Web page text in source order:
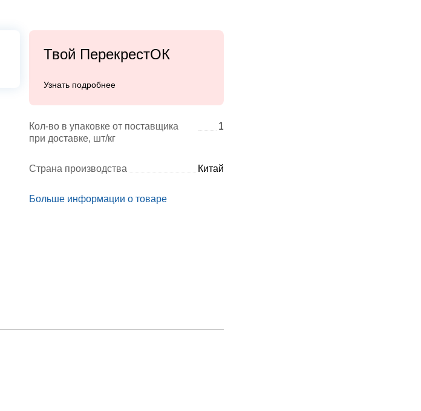
Твой ПерекрестОК
Узнать подробнее
Кол-во в упаковке от поставщика
при доставке, шт/кг
1
Страна производства Китай
Больше информации о товаре